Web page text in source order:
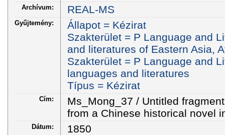
Archívum: REAL-MS
Gyűjtemény:
Állapot = Kézirat
Szakterület = P Language and
and literatures of Eastern Asia,
Szakterület = P Language and
languages and literatures
Típus = Kézirat
Cím:
Ms_Mong_37 / Untitled
from a Chinese historical novel
Dátum: 1850